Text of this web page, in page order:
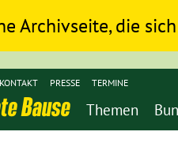
Archivseite, die
Bause Themen
KONTAKT PRESSE TERMINE